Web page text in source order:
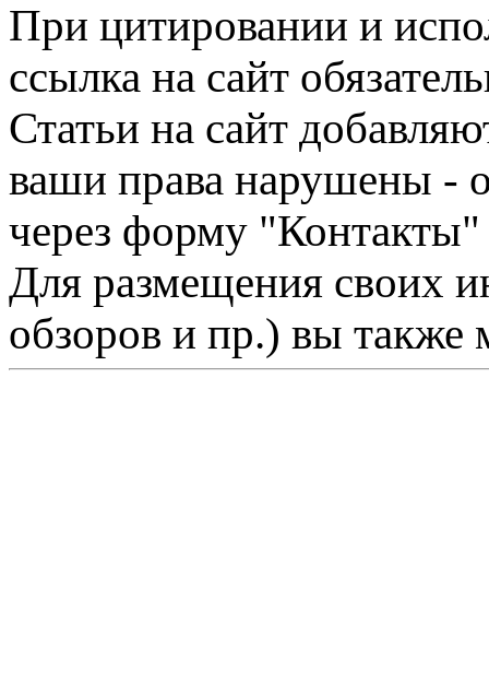
При цитировании и
ссылка на сайт
Статьи на сайт
ваши права нарушены -
через форму "Контакты"
Для размещения своих
обзоров и пр.) вы также